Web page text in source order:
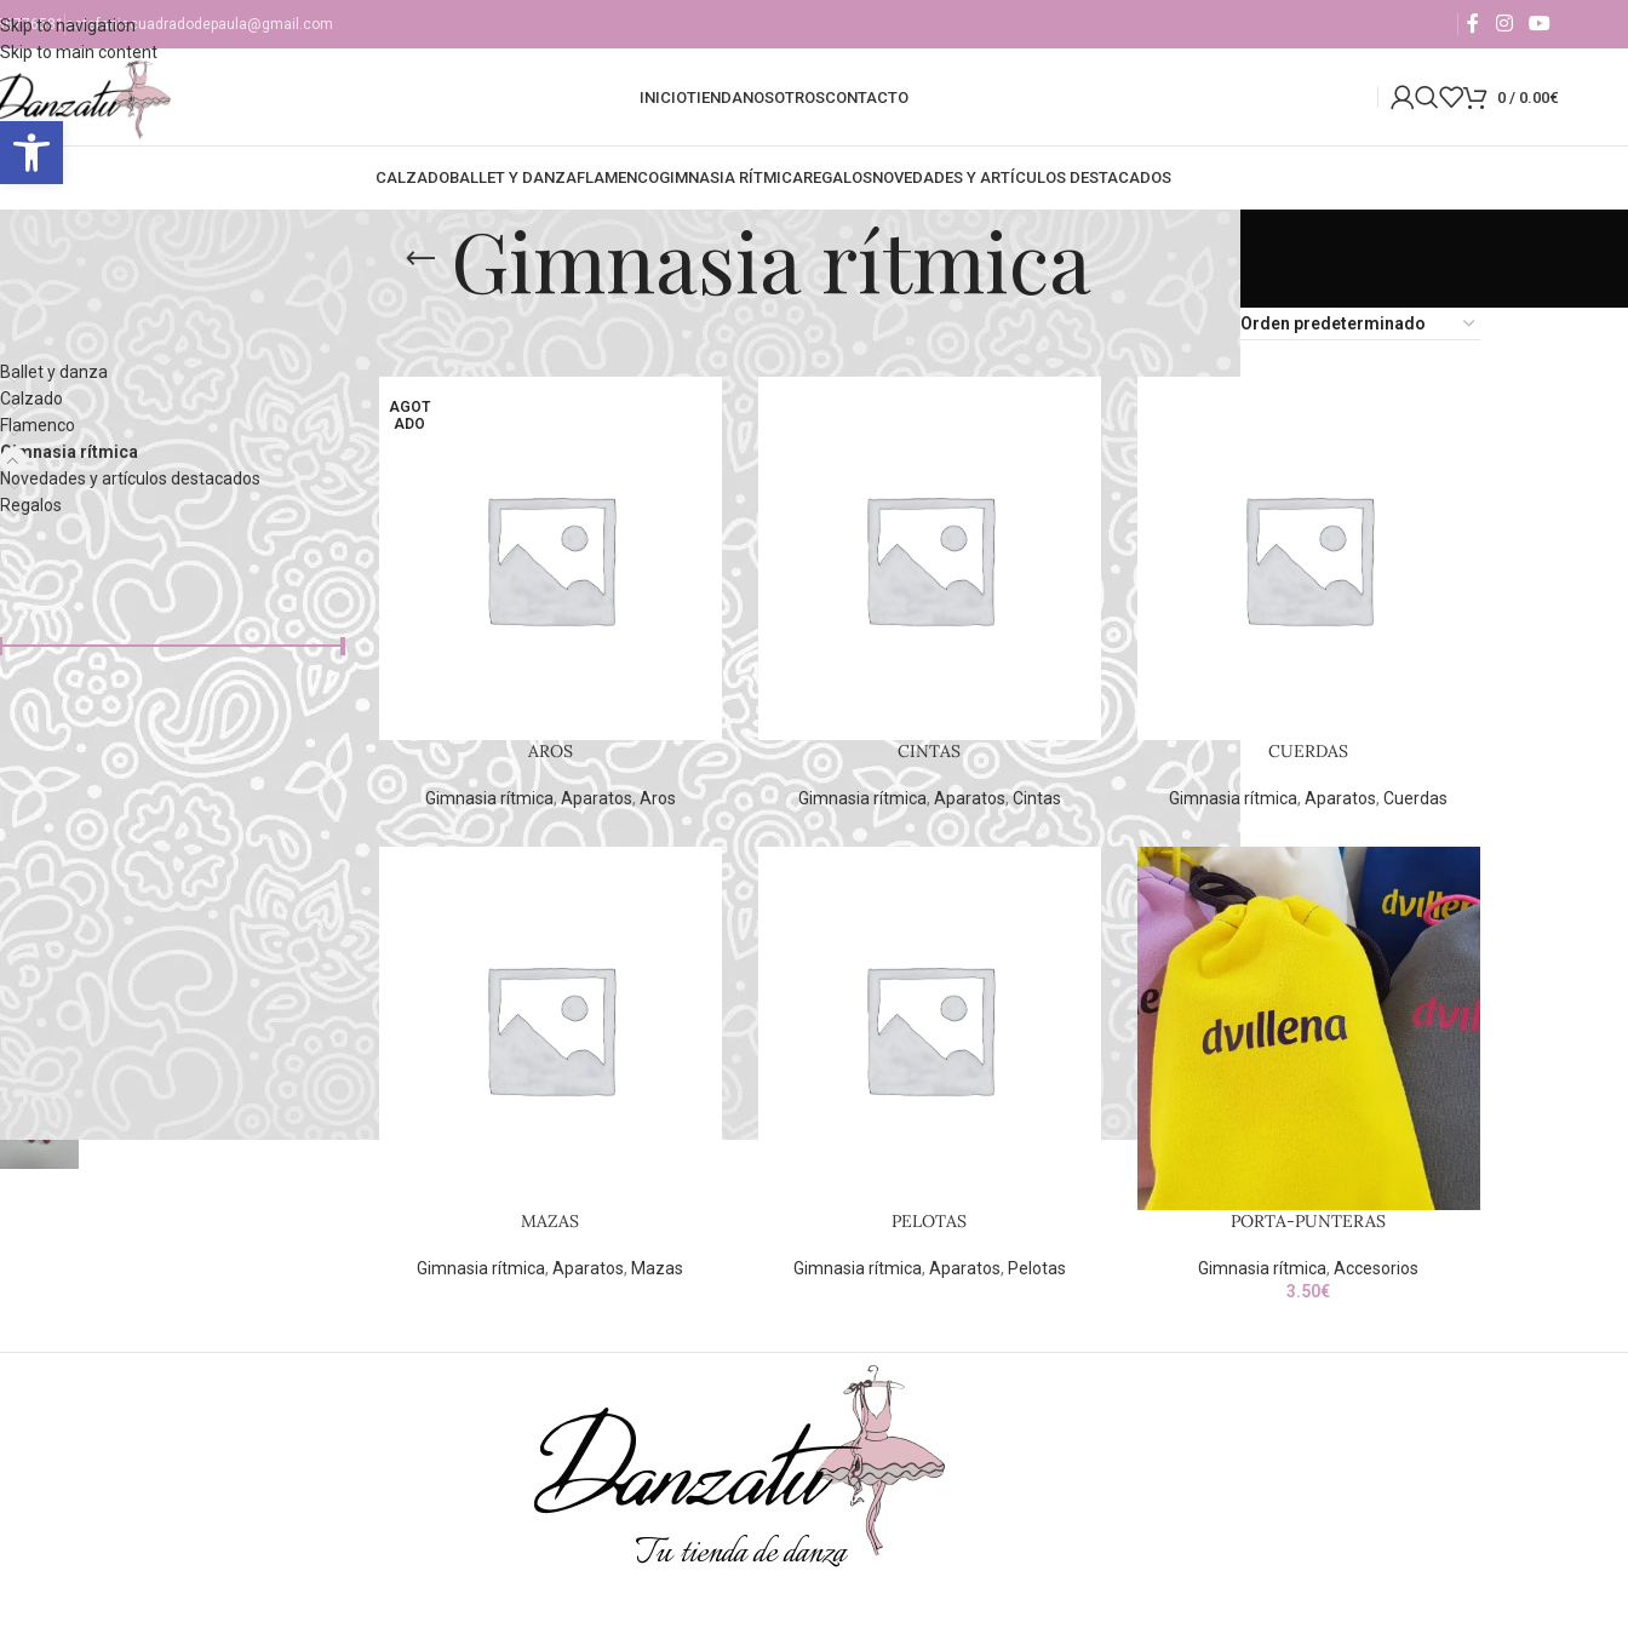
Abrir barra de herramientas
Skip to navigation
Skip to main content
estefaniacuadradodepaula@gmail.com
INICIOTIENDANOSOTROSCONTACTO 0 / 0.00€
CALZADOBALLET Y DANZAFLAMENCOGIMNASIA RÍTMICAREGALOSNOVEDADES Y ARTÍCULOS DESTACADOS
Gimnasia rítmica
Ballet y danza
Calzado
Flamenco
Gimnasia rítmica
Novedades y artículos destacados
Regalos
FILTRO POR PRECIO
FILTRAR
Precio: 0€ — 10€
PRODUCTOS MÁS VENDIDOS
TUTUS Y VESTIDOS
MAILLOT ALEXINE
68.00€
Inicio Gimnasia rítmica 12
AGOT
ADO
AROS
Gimnasia rítmica, Aparatos,Aros
CINTAS
Gimnasia rítmica, Aparatos,Cintas
CUERDAS
Gimnasia rítmica,Aparatos,Cuerdas
MAZAS
Gimnasia rítmica,Aparatos, Mazas
PELOTAS
Gimnasia rítmica, Aparatos, Pelotas
PORTA-PUNTERAS
Gimnasia rítmica,Accesorios
3.50€
Tu tienda de danza